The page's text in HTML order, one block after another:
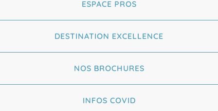
ESPACE PROS
DESTINATION EXCELLENCE
NOS BROCHURES
INFOS COVID